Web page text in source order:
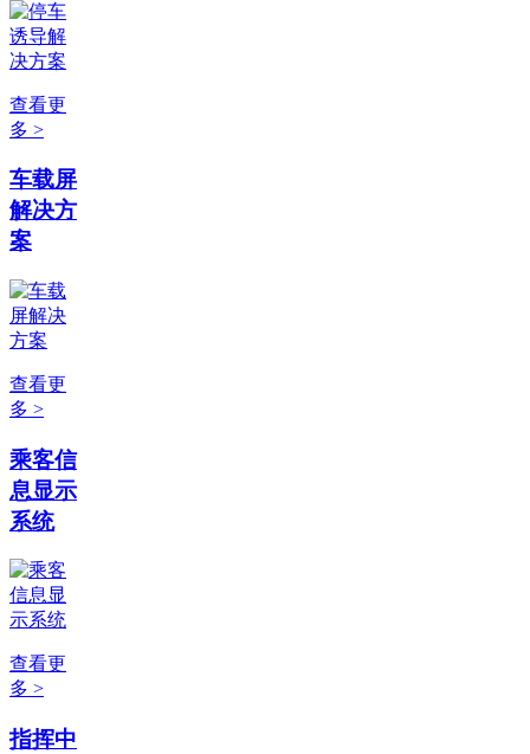
查看更
多 >
车载屏
解决方
案
查看更
多 >
乘客信
息显示
系统
查看更
多 >
指挥中